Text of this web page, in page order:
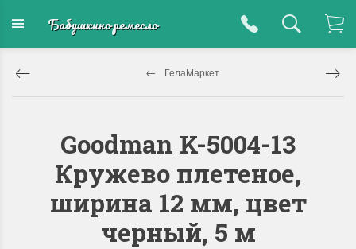
Бабушкино ремесло
ГелаМаркет
Goodman K-5004-13
Кружево плетеное,
ширина 12 мм, цвет
черный, 5 м